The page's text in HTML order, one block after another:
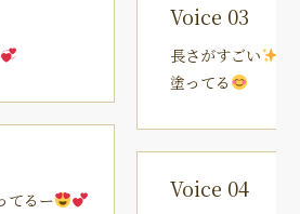
てるー
Voice 03
長さがすごい
塗ってる
Voice 04